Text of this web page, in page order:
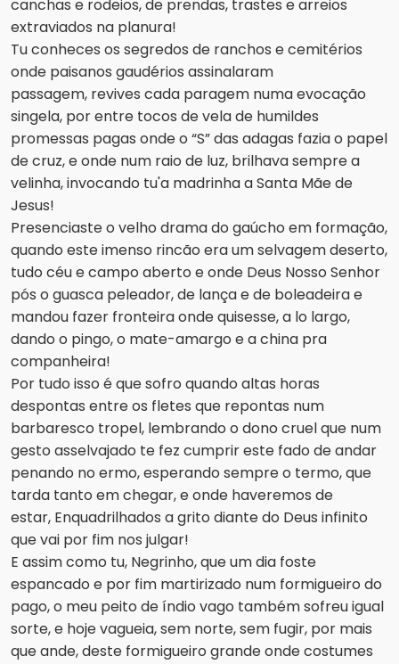
canchas e rodeios, de prendas, trastes e arreios
extraviados na planura!
Tu conheces os segredos de ranchos e cemitérios
onde paisanos gaudérios assinalaram
passagem, revives cada paragem numa evocação
singela, por entre tocos de vela de humildes
promessas pagas onde o “S” das adagas fazia o papel
de cruz, e onde num raio de luz, brilhava sempre a
velinha, invocando tu'a madrinha a Santa Mãe de
Jesus!
Presenciaste o velho drama do gaúcho em formação,
quando este imenso rincão era um selvagem deserto,
tudo céu e campo aberto e onde Deus Nosso Senhor
pós o guasca peleador, de lança e de boleadeira e
mandou fazer fronteira onde quisesse, a lo largo,
dando o pingo, o mate-amargo e a china pra
companheira!
Por tudo isso é que sofro quando altas horas
despontas entre os fletes que repontas num
barbaresco tropel, lembrando o dono cruel que num
gesto asselvajado te fez cumprir este fado de andar
penando no ermo, esperando sempre o termo, que
tarda tanto em chegar, e onde haveremos de
estar, Enquadrilhados a grito diante do Deus infinito
que vai por fim nos julgar!
E assim como tu, Negrinho, que um dia foste
espancado e por fim martirizado num formigueiro do
pago, o meu peito de índio vago também sofreu igual
sorte, e hoje vagueia, sem norte, sem fugir, por mais
que ande, deste formigueiro grande onde costumes